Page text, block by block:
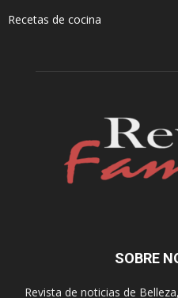
Recetas de cocina
SOBRE
Revista de noticias de